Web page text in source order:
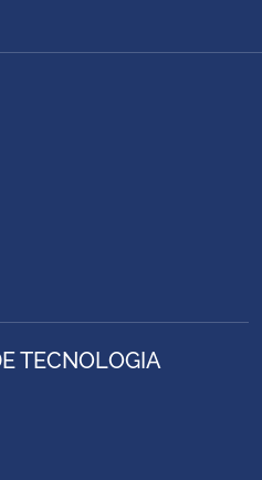
TECNOLOGIA